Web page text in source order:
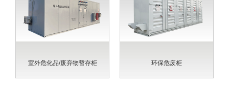
室外危化品/废弃物暂存柜 环保危废柜